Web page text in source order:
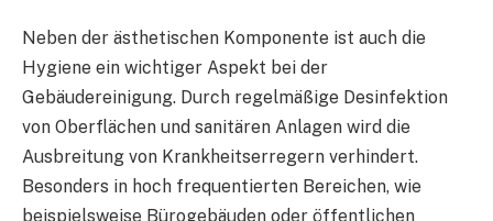
Neben der ästhetischen Komponente ist auch die
Hygiene ein wichtiger Aspekt bei der
Gebäudereinigung. Durch regelmäßige Desinfektion
von Oberflächen und sanitären Anlagen wird die
Ausbreitung von Krankheitserregern verhindert.
Besonders in hoch frequentierten Bereichen, wie
beispielsweise Bürogebäuden oder öffentlichen